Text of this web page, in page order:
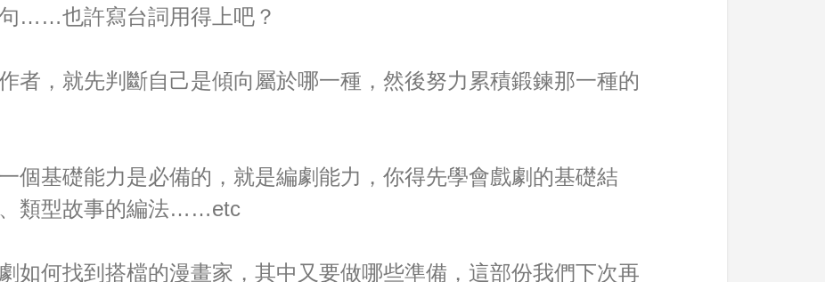
……也許寫台詞用得上吧？
者，就先判斷自己是傾向屬於哪一種，然後努力累積鍛鍊那一種的
個基礎能力是必備的，就是編劇能力，你得先學會戲劇的基礎結
類型故事的編法……etc
如何找到搭檔的漫畫家，其中又要做哪些準備，這部份我們下次再